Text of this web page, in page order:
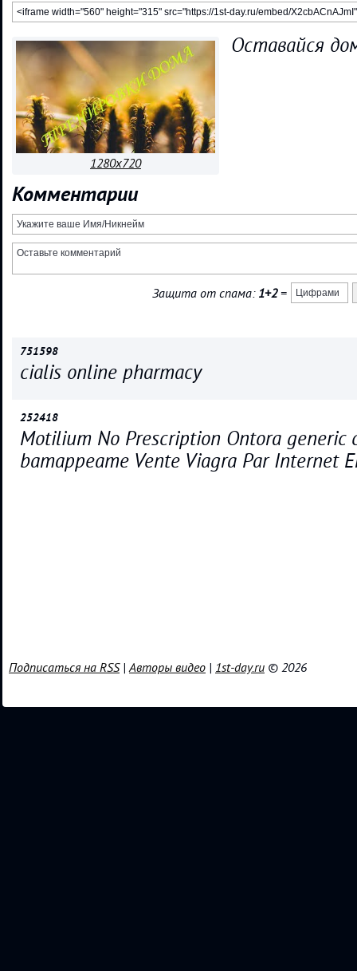
1280x720
Оставайся
Комментарии
Защита от спама: 1+2=
751598
cialis online pharmacy
252418
Motilium No Prescription Ontora generic
bamappeame Vente Viagra Par Internet
Подписаться на RSS|Авторы видео | 1st-day.ru © 2026